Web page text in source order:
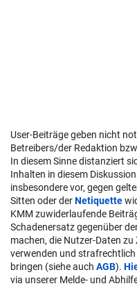
User-Beiträge geben nicht
Betreibers/der Redaktion
In diesem Sinne distanziert
Inhalten in diesem
insbesondere vor, gegen
Sitten oder derNetiquette
KMM zuwiderlaufende
Schadenersatz gegenüber
machen, die Nutzer-Daten
verwenden und
bringen (siehe auch AGB).
via unserer Melde- und